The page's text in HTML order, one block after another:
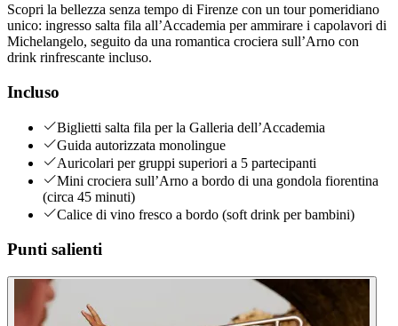
Scopri la bellezza senza tempo di Firenze con un tour pomeridiano
unico: ingresso salta fila all’Accademia per ammirare i capolavori di
Michelangelo, seguito da una romantica crociera sull’Arno con
drink rinfrescante incluso.
Incluso
Biglietti salta fila per la Galleria dell’Accademia
Guida autorizzata monolingue
Auricolari per gruppi superiori a 5 partecipanti
Mini crociera sull’Arno a bordo di una gondola fiorentina
(circa 45 minuti)
Calice di vino fresco a bordo (soft drink per bambini)
Punti salienti